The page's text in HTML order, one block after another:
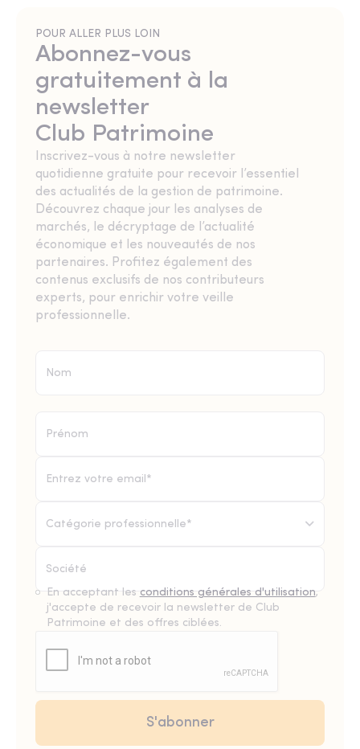
POUR ALLER PLUS LOIN
Abonnez-vous
gratuitement à la
newsletter
Club Patrimoine
Inscrivez-vous à notre newsletter
quotidienne gratuite pour recevoir l’essentiel
des actualités de la gestion de patrimoine.
Découvrez chaque jour les analyses de
marchés, le décryptage de l’actualité
économique et les nouveautés de nos
partenaires. Profitez également des
contenus exclusifs de nos contributeurs
experts, pour enrichir votre veille
professionnelle.
Catégorie professionnelle*
En acceptant les conditions générales d'utilisation,
j'accepte de recevoir la newsletter de Club
Patrimoine et des offres ciblées.